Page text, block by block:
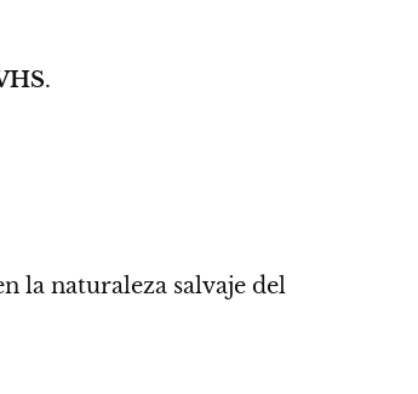
.
la naturaleza salvaje del